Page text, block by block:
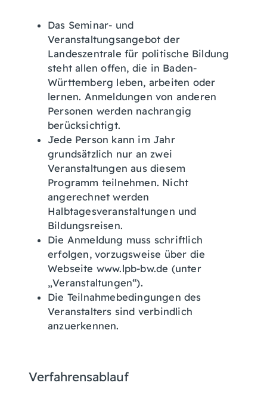
Das Seminar- und
Veranstaltungsangebot der
Landeszentrale für politische Bildung
steht allen offen, die in Baden-
Württemberg leben, arbeiten oder
lernen. Anmeldungen von anderen
Personen werden nachrangig
berücksichtigt.
Jede Person kann im Jahr
grundsätzlich nur an zwei
Veranstaltungen aus diesem
Programm teilnehmen. Nicht
angerechnet werden
Halbtagesveranstaltungen und
Bildungsreisen.
Die Anmeldung muss schriftlich
erfolgen, vorzugsweise über die
Webseite www.lpb-bw.de (unter
„Veranstaltungen“).
Die Teilnahmebedingungen des
Veranstalters sind verbindlich
anzuerkennen.
Verfahrensablauf